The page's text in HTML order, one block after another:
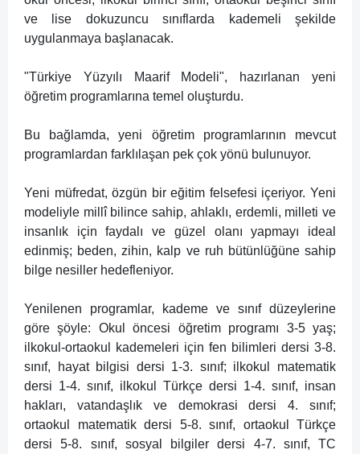
ve lise dokuzuncu sınıflarda kademeli şekilde
uygulanmaya başlanacak.
"Türkiye Yüzyılı Maarif Modeli", hazırlanan yeni
öğretim programlarına temel oluşturdu.
Bu bağlamda, yeni öğretim programlarının mevcut
programlardan farklılaşan pek çok yönü bulunuyor.
Yeni müfredat, özgün bir eğitim felsefesi içeriyor. Yeni
modeliyle millî bilince sahip, ahlaklı, erdemli, milleti ve
insanlık için faydalı ve güzel olanı yapmayı ideal
edinmiş; beden, zihin, kalp ve ruh bütünlüğüne sahip
bilge nesiller hedefleniyor.
Yenilenen programlar, kademe ve sınıf düzeylerine
göre şöyle: Okul öncesi öğretim programı 3-5 yaş;
ilkokul-ortaokul kademeleri için fen bilimleri dersi 3-8.
sınıf, hayat bilgisi dersi 1-3. sınıf; ilkokul matematik
dersi 1-4. sınıf, ilkokul Türkçe dersi 1-4. sınıf, insan
hakları, vatandaşlık ve demokrasi dersi 4. sınıf;
ortaokul matematik dersi 5-8. sınıf, ortaokul Türkçe
dersi 5-8. sınıf, sosyal bilgiler dersi 4-7. sınıf, TC